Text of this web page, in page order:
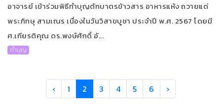
อาจารย์ เข้าร่วมพิธีทำบุญตักบาตรข้าวสาร อาหารแห้ง ถวายแด่
พระภิกษุ สามเณร เนื่องในวันวิสาขบูชา ประจำปี พ.ศ. 2567 โดยมี
ศ.เกียรติคุณ ดร.พงษ์ศักดิ์ อั...
ทำบุญ
‹ 1 2 3 4 5 6 ›